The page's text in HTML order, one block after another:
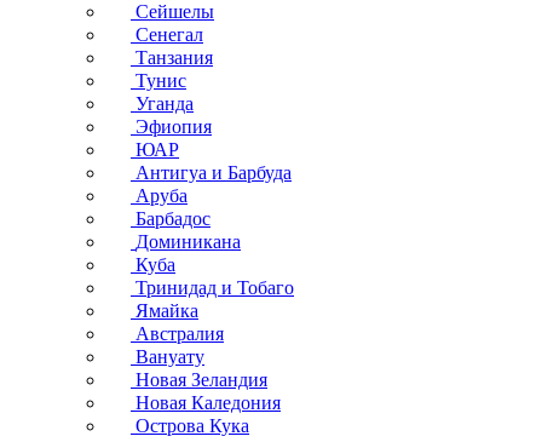
Сейшелы
Сенегал
Танзания
Тунис
Уганда
Эфиопия
ЮАР
Антигуа и Барбуда
Аруба
Барбадос
Доминикана
Куба
Тринидад и Тобаго
Ямайка
Австралия
Вануату
Новая Зеландия
Новая Каледония
Острова Кука